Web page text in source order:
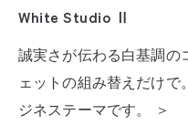
White Studio Ⅱ
誠実さが伝わる白基調の
ェットの組み替えだけ
ジネステーマです。 ＞